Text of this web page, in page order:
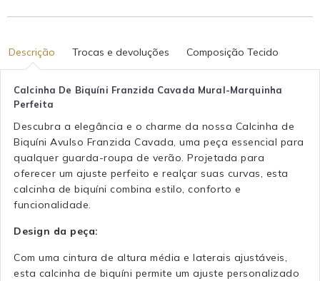
Descrição Trocas e devoluções Composição Tecido
Calcinha De Biquíni Franzida Cavada Mural-Marquinha
Perfeita
Descubra a elegância e o charme da nossa Calcinha de
Biquíni Avulso Franzida Cavada, uma peça essencial para
qualquer guarda-roupa de verão. Projetada para
oferecer um ajuste perfeito e realçar suas curvas, esta
calcinha de biquíni combina estilo, conforto e
funcionalidade.
Design da peça:
Com uma cintura de altura média e laterais ajustáveis,
esta calcinha de biquíni permite um ajuste personalizado